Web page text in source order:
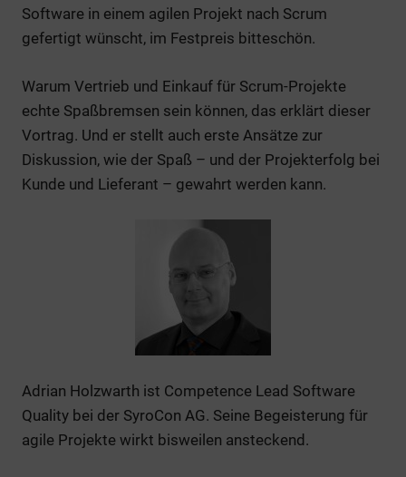
Software in einem agilen Projekt nach Scrum
gefertigt wünscht, im Festpreis bitteschön.
Warum Vertrieb und Einkauf für Scrum-Projekte
echte Spaßbremsen sein können, das erklärt dieser
Vortrag. Und er stellt auch erste Ansätze zur
Diskussion, wie der Spaß – und der Projekterfolg bei
Kunde und Lieferant – gewahrt werden kann.
Adrian Holzwarth ist Competence Lead Software
Quality bei der SyroCon AG. Seine Begeisterung für
agile Projekte wirkt bisweilen ansteckend.